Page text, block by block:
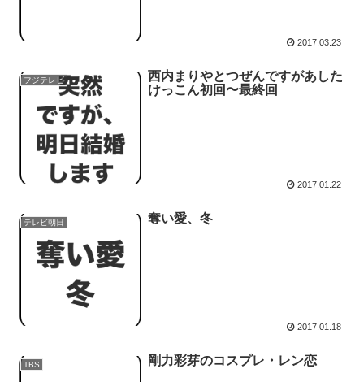
2017.03.23
フジテレビ
西内まりやとつぜんですがあした
けっこん初回〜最終回
2017.01.22
テレビ朝日 奪い愛、冬
2017.01.18
TBS 剛力彩芽のコスプレ・レン恋